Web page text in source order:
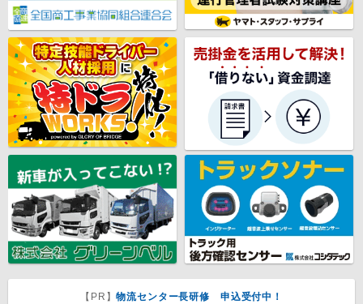
【PR】物流センター長研修 申込受付中！